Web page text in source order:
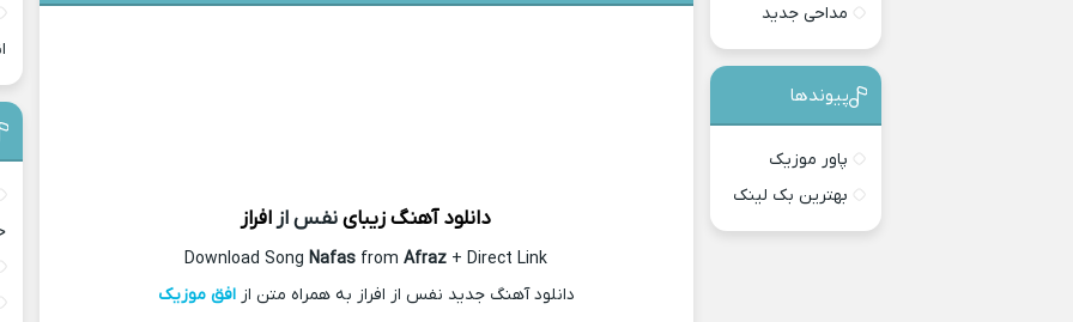
دانلود آهنگ زیبای نفس ازافراز
Download SongNafas from Afraz + Direct Link
دانلود آهنگ جدید نفس از افراز به همراه متن ازافق موزیک
مداحی جدید
پیوندها
پاور موزیک
بهترین بک لینک